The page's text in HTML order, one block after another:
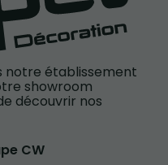
notre établissement
showroom
découvrir nos
CW